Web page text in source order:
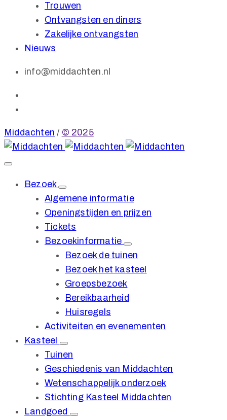
Trouwen
Ontvangsten en diners
Zakelijke ontvangsten
Nieuws
info@middachten.nl
Middachten / © 2025
Bezoek
Algemene informatie
Openingstijden en prijzen
Tickets
Bezoekinformatie
Bezoek de tuinen
Bezoek het kasteel
Groepsbezoek
Bereikbaarheid
Huisregels
Activiteiten en evenementen
Kasteel
Tuinen
Geschiedenis van Middachten
Wetenschappelijk onderzoek
Stichting Kasteel Middachten
Landgoed